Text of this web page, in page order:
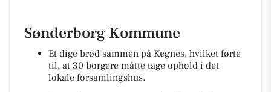
Sønderborg Kommune
Et dige brød sammen på Kegnes, hvilket førte
til, at 30 borgere måtte tage ophold i det
lokale forsamlingshus.